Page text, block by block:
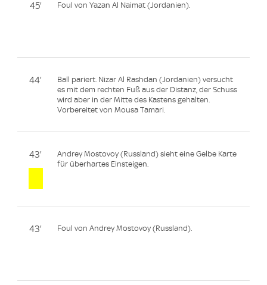
45' Foul von Yazan Al Naimat (Jordanien).
44'
Ball pariert. Nizar Al Rashdan (Jordanien) versucht
es mit dem rechten Fuß aus der Distanz, der Schuss
wird aber in der Mitte des Kastens gehalten.
Vorbereitet von Mousa Tamari.
43'
Andrey Mostovoy (Russland) sieht eine Gelbe Karte
für überhartes Einsteigen.
43' Foul von Andrey Mostovoy (Russland).